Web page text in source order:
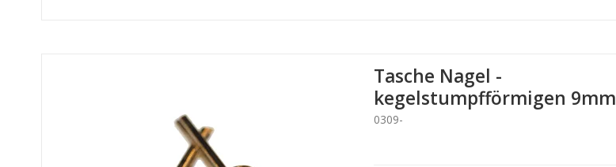
Tasche Nagel -
kegelstumpfförmigen 9mm
0309-